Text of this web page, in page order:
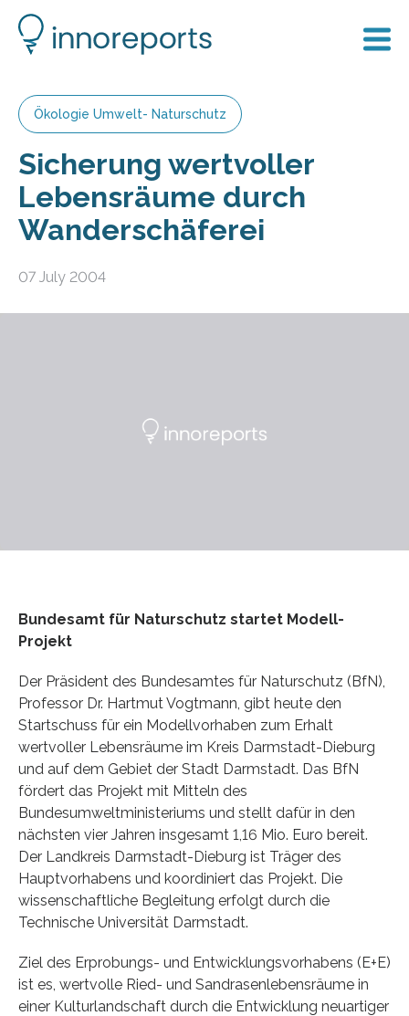
Ökologie Umwelt- Naturschutz
Sicherung wertvoller
Lebensräume durch
Wanderschäferei
07 July 2004
Bundesamt für Naturschutz startet Modell-
Projekt
Der Präsident des Bundesamtes für Naturschutz (BfN),
Professor Dr. Hartmut Vogtmann, gibt heute den
Startschuss für ein Modellvorhaben zum Erhalt
wertvoller Lebensräume im Kreis Darmstadt-Dieburg
und auf dem Gebiet der Stadt Darmstadt. Das BfN
fördert das Projekt mit Mitteln des
Bundesumweltministeriums und stellt dafür in den
nächsten vier Jahren insgesamt 1,16 Mio. Euro bereit.
Der Landkreis Darmstadt-Dieburg ist Träger des
Hauptvorhabens und koordiniert das Projekt. Die
wissenschaftliche Begleitung erfolgt durch die
Technische Universität Darmstadt.
Ziel des Erprobungs- und Entwicklungsvorhabens (E+E)
ist es, wertvolle Ried- und Sandrasenlebensräume in
einer Kulturlandschaft durch die Entwicklung neuartiger